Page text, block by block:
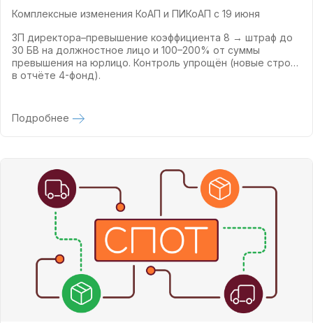
Комплексные изменения КоАП и ПИКоАП с 19 июня
ЗП директора–превышение коэффициента 8 → штраф до
30 БВ на должностное лицо и 100–200% от суммы
превышения на юрлицо. Контроль упрощён (новые строки
в отчёте 4-фонд).
Подробнее